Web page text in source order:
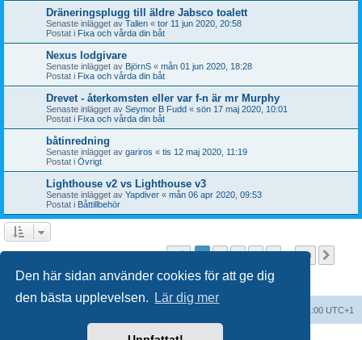
Den här sidan använder cookies för att ge dig
den bästa upplevelsen.
Lär dig mer
Dräneringsplugg till äldre Jabsco toalett
Senaste inlägget av Tallen « tor 11 jun 2020, 20:58
Postat i Fixa och vårda din båt
Nexus lodgivare
Senaste inlägget av BjörnS « mån 01 jun 2020, 18:28
Postat i Fixa och vårda din båt
Drevet - återkomsten eller var f-n är mr Murphy
Senaste inlägget av Seymor B Fudd « sön 17 maj 2020, 10:01
Postat i Fixa och vårda din båt
båtinredning
Senaste inlägget av gariros « tis 12 maj 2020, 11:19
Postat i Övrigt
Lighthouse v2 vs Lighthouse v3
Senaste inlägget av Yapdiver « mån 06 apr 2020, 09:53
Postat i Båttillbehör
Sökningen fann fler än 1000 träffar Sida1av20
1 2 3 4 5 20
Alla tidsangivelser är UTC+01:00 UTC+1